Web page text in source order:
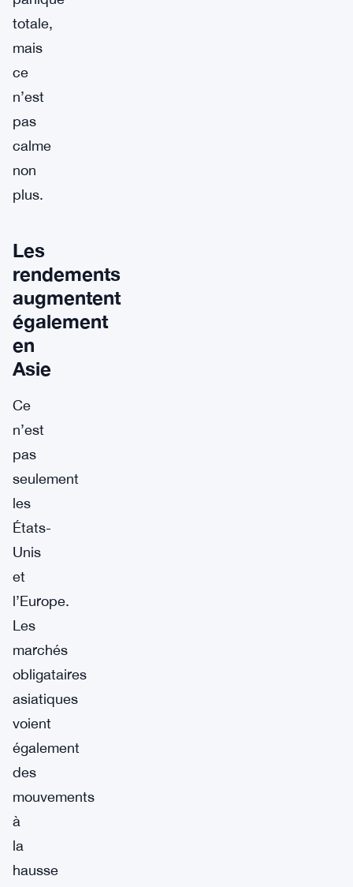
totale,
mais
ce
n’est
pas
calme
non
plus.
Les
rendements
augmentent
également
en
Asie
Ce
n’est
pas
seulement
les
États-
Unis
et
l’Europe.
Les
marchés
obligataires
asiatiques
voient
également
des
mouvements
à
la
hausse